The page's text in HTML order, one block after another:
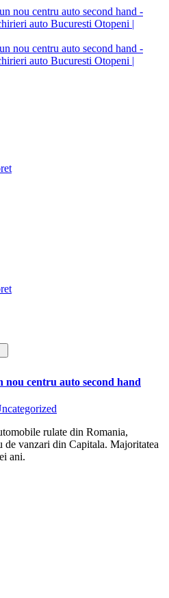
centru auto second hand
rulate din Romania,
de vanzari din Capitala. Majoritatea
ani.